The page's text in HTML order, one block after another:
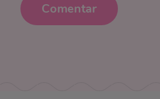
Comentar